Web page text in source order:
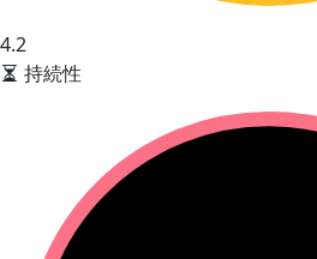
4.2
持続性